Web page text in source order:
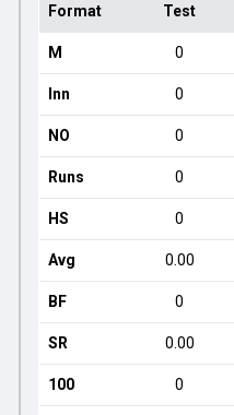
Format Test
M 0
Inn 0
NO 0
Runs 0
HS 0
Avg 0.00
BF 0
SR 0.00
100 0